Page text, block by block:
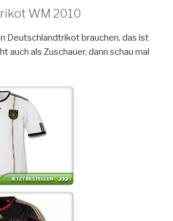
WM 2010
Deutschlandtrikot brauchen, das ist
auch als Zuschauer, dann schau mal